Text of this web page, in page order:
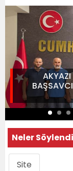
AKYAZI
BAŞSAVCI
Neler
Site